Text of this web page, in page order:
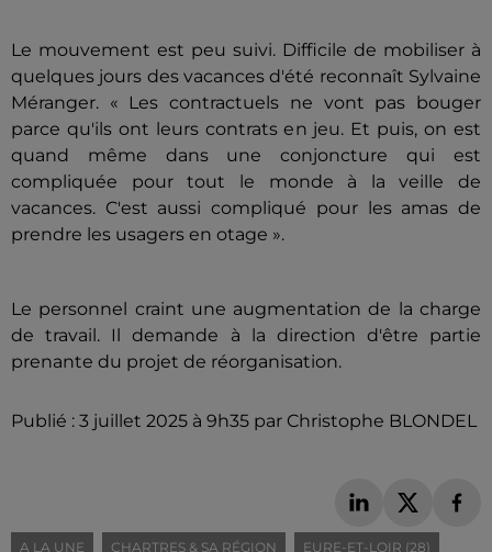
Le mouvement est peu suivi. Difficile de mobiliser à
quelques jours des vacances d'été reconnaît Sylvaine
Méranger. « Les contractuels ne vont pas bouger
parce qu'ils ont leurs contrats en jeu. Et puis, on est
quand même dans une conjoncture qui est
compliquée pour tout le monde à la veille de
vacances. C'est aussi compliqué pour les amas de
prendre les usagers en otage ».
Le personnel craint une augmentation de la charge
de travail. Il demande à la direction d'être partie
prenante du projet de réorganisation.
Publié : 3 juillet 2025 à 9h35 par Christophe BLONDEL
A LA UNE CHARTRES & SA RÉGION EURE-ET-LOIR (28)